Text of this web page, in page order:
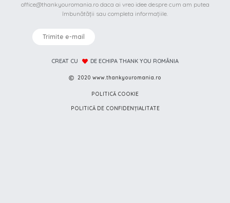
office@thankyouromania.ro daca ai vreo idee despre cum am putea
îmbunătății sau completa informațiile.
Trimite e-mail
CREAT CU DE ECHIPA THANK YOU ROMÂNIA
2020 www.thankyouromania.ro
POLITICĂ COOKIE
POLITICĂ DE CONFIDENȚIALITATE